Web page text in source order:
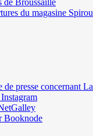
du magasine Spirou
de presse concernant
Booknode